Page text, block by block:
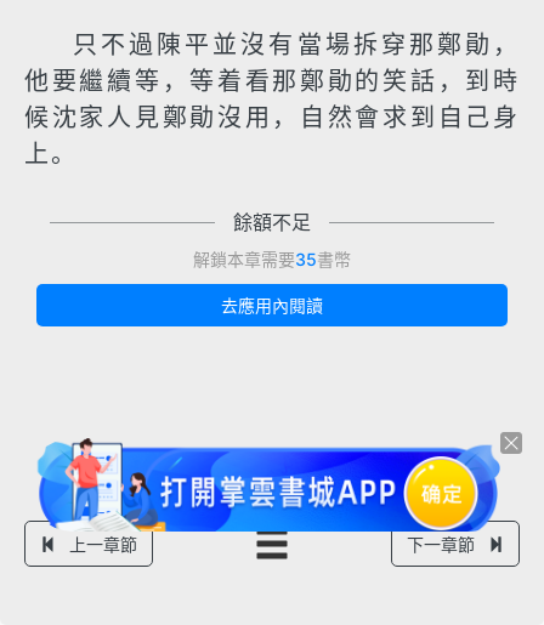
只不過陳平並沒有當場拆穿那鄭勛，
他要繼續等，等着看那鄭勛的笑話，到時
候沈家人見鄭勛沒用，自然會求到自己身
上。
餘額不足
解鎖本章需要35書幣
去應用內閱讀
上一章節 下一章節